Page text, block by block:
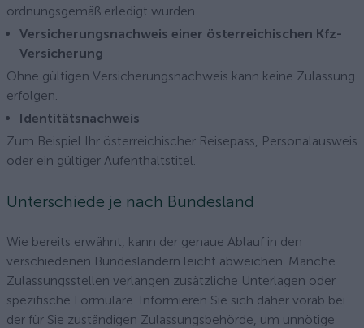
ordnungsgemäß erledigt wurden.
Versicherungsnachweis einer österreichischen Kfz-
Versicherung
Ohne gültigen Versicherungsnachweis kann keine Zulassung
erfolgen.
Identitätsnachweis
Zum Beispiel Ihr österreichischer Reisepass, Personalausweis
oder ein gültiger Aufenthaltstitel.
Unterschiede je nach Bundesland
Wie bereits erwähnt, kann der genaue Ablauf in den
verschiedenen Bundesländern leicht abweichen. Manche
Zulassungsstellen verlangen zusätzliche Unterlagen oder
spezifische Formulare. Informieren Sie sich daher vorab bei
der für Sie zuständigen Zulassungsbehörde, um unnötige